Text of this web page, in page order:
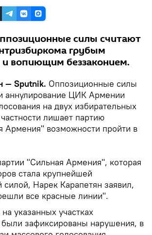
силы считают
грубым
вопиющим беззаконием.
— Sputnik. Оппозиционные силы
аннулирование ЦИК Армении
на двух избирательных
частности лишает партию
Армения" возможности пройти в
"Сильная Армения", которая
стала крупнейшей
силой, Нарек Карапетян заявил,
все красные линии".
указанных участках
были зафиксированы нарушения, в